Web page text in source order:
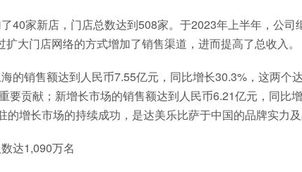
40家新店，门店总数达到508家。于2023年上半年，公
大门店网络的方式增加了销售渠道，进而提高了总收入。
的销售额达到人民币7.55亿元，同比增长30.3%，这两个
要贡献；新增长市场的销售额达到人民币6.21亿元，同比
的增长市场的持续成功，是达美乐比萨于中国的品牌实力及
达1,090万名